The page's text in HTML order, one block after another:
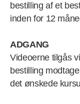
bestilling af et
inden for 12
ADGANG
Videoerne tilgås
bestilling
det ønskede